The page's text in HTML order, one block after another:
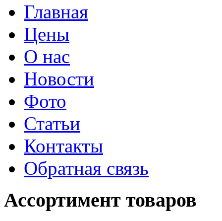
Главная
Цены
О нас
Новости
Фото
Статьи
Контакты
Обратная связь
Ассортимент товаров